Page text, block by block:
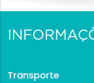
Transporte